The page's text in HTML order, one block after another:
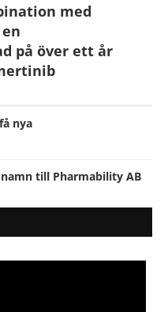
med
på över ett år
nya
till Pharmability AB